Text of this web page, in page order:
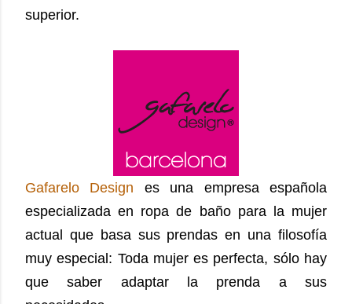
superior.
Gafarelo Design es una empresa española
especializada en ropa de baño para la mujer
actual que basa sus prendas en una filosofía
muy especial: Toda mujer es perfecta, sólo hay
que saber adaptar la prenda a sus